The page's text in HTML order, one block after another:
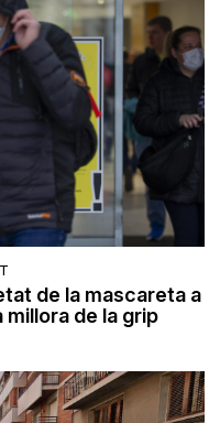
de la mascareta a
de la grip